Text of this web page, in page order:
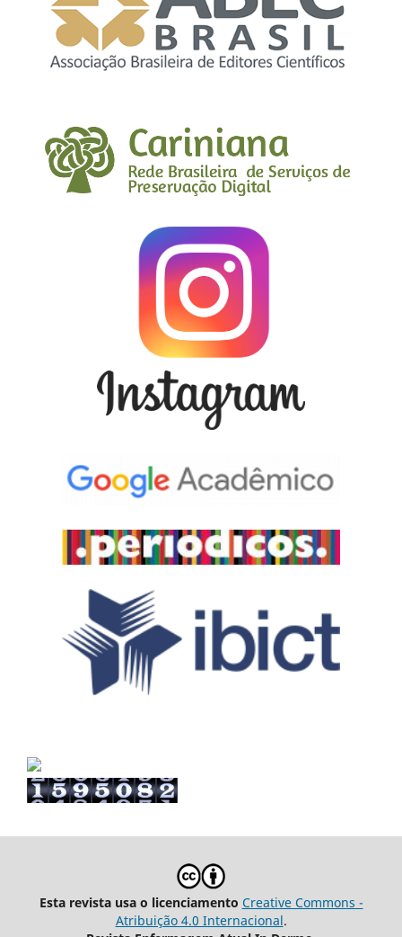
Esta revista usa o licenciamento Creative Commons -
Atribuição 4.0 Internacional.